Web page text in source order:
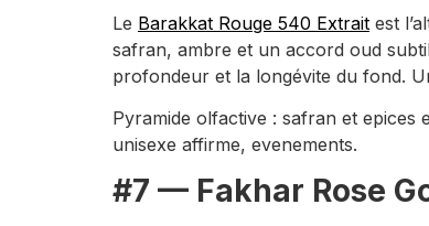
Le Barakkat Rouge 540 Extrait est
safran, ambre et un accord oud
profondeur et la longévite du fond.
Pyramide olfactive : safran et
unisexe affirme, evenements.
#7 — Fakhar Rose